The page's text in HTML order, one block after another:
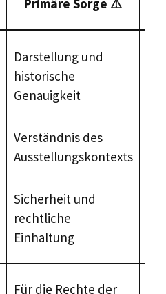
Primäre Sorge ⚠️
Darstellung und
historische
Genauigkeit
Verständnis des
Ausstellungskontexts
Sicherheit und
rechtliche
Einhaltung
Für die Rechte der